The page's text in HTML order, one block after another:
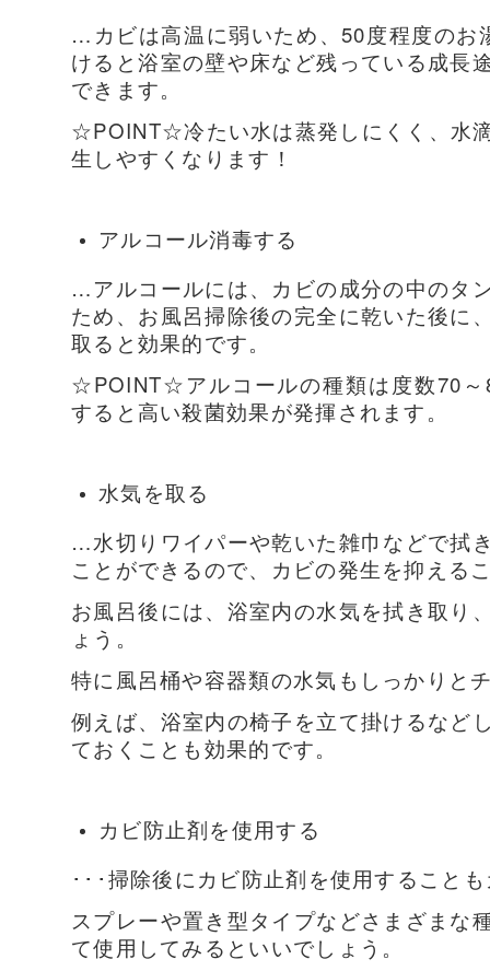
…カビは高温に弱いため、50度程度のお
けると浴室の壁や床など残っている成長
できます。
☆POINT☆冷たい水は蒸発しにくく、水
生しやすくなります！
アルコール消毒する
…アルコールには、カビの成分の中のタ
ため、お風呂掃除後の完全に乾いた後に
取ると効果的です。
☆POINT☆アルコールの種類は度数70～
すると高い殺菌効果が発揮されます。
水気を取る
…水切りワイパーや乾いた雑巾などで拭
ことができるので、カビの発生を抑える
お風呂後には、浴室内の水気を拭き取り
ょう。
特に風呂桶や容器類の水気もしっかりと
例えば、浴室内の椅子を立て掛けるなど
ておくことも効果的です。
カビ防止剤を使用する
･･･掃除後にカビ防止剤を使用すること
スプレーや置き型タイプなどさまざまな
て使用してみるといいでしょう。